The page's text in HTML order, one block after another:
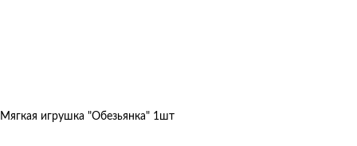
Мягкая игрушка "Обезьянка" 1шт